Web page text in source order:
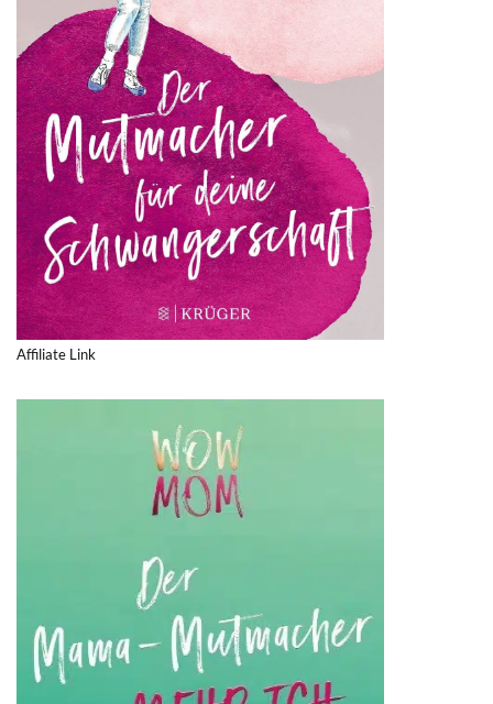
Affiliate Link